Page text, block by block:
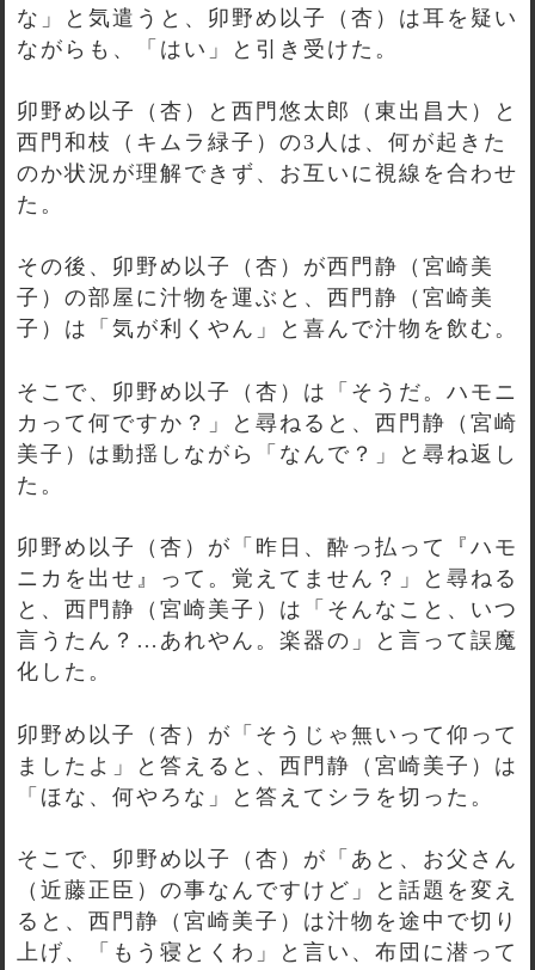
な」と気遣うと、卯野め以子（杏）は耳を疑い
ながらも、「はい」と引き受けた。
卯野め以子（杏）と西門悠太郎（東出昌大）と
西門和枝（キムラ緑子）の3人は、何が起きた
のか状況が理解できず、お互いに視線を合わせ
た。
その後、卯野め以子（杏）が西門静（宮崎美
子）の部屋に汁物を運ぶと、西門静（宮崎美
子）は「気が利くやん」と喜んで汁物を飲む。
そこで、卯野め以子（杏）は「そうだ。ハモニ
カって何ですか？」と尋ねると、西門静（宮崎
美子）は動揺しながら「なんで？」と尋ね返し
た。
卯野め以子（杏）が「昨日、酔っ払って『ハモ
ニカを出せ』って。覚えてません？」と尋ねる
と、西門静（宮崎美子）は「そんなこと、いつ
言うたん？…あれやん。楽器の」と言って誤魔
化した。
卯野め以子（杏）が「そうじゃ無いって仰って
ましたよ」と答えると、西門静（宮崎美子）は
「ほな、何やろな」と答えてシラを切った。
そこで、卯野め以子（杏）が「あと、お父さん
（近藤正臣）の事なんですけど」と話題を変え
ると、西門静（宮崎美子）は汁物を途中で切り
上げ、「もう寝とくわ」と言い、布団に潜って